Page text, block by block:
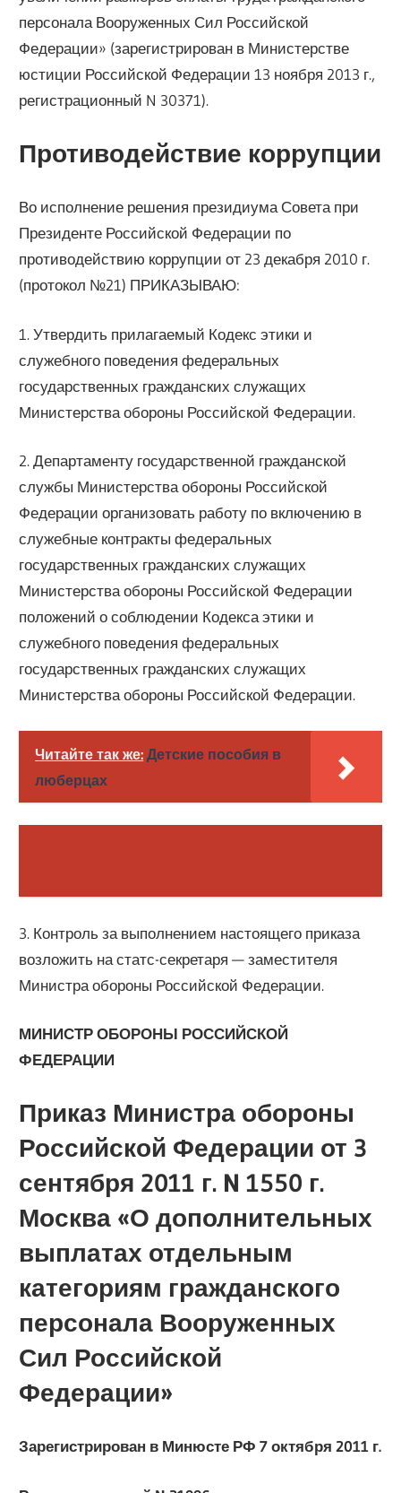
персонала Вооруженных Сил Российской
Федерации» (зарегистрирован в Министерстве
юстиции Российской Федерации 13 ноября 2013 г.,
регистрационный N 30371).
Противодействие коррупции
Во исполнение решения президиума Совета при
Президенте Российской Федерации по
противодействию коррупции от 23 декабря 2010 г.
(протокол №21) ПРИКАЗЫВАЮ:
1. Утвердить прилагаемый Кодекс этики и
служебного поведения федеральных
государственных гражданских служащих
Министерства обороны Российской Федерации.
2. Департаменту государственной гражданской
службы Министерства обороны Российской
Федерации организовать работу по включению в
служебные контракты федеральных
государственных гражданских служащих
Министерства обороны Российской Федерации
положений о соблюдении Кодекса этики и
служебного поведения федеральных
государственных гражданских служащих
Министерства обороны Российской Федерации.
Читайте так же: Детские пособия в
люберцах
3. Контроль за выполнением настоящего приказа
возложить на статс-секретаря — заместителя
Министра обороны Российской Федерации.
МИНИСТР ОБОРОНЫ РОССИЙСКОЙ
ФЕДЕРАЦИИ
Приказ Министра обороны
Российской Федерации от 3
сентября 2011 г. N 1550 г.
Москва «О дополнительных
выплатах отдельным
категориям гражданского
персонала Вооруженных
Сил Российской
Федерации»
Зарегистрирован в Минюсте РФ 7 октября 2011 г.